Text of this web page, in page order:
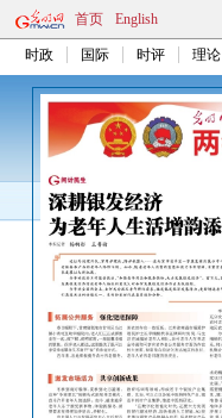
首页 English
时政 国际 时评 理论